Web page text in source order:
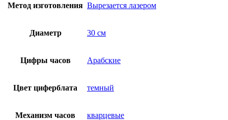
Метод изготовления Вырезается лазером
Диаметр 30 см
Цифры часов Арабские
Цвет циферблата темный
Механизм часов кварцевые